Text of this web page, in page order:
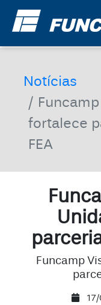
Notícias
fortalece
FEA
Funcamp